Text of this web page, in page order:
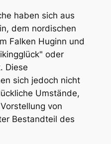
haben sich aus
dem nordischen
Falken Huginn und
oder
Diese
sich jedoch nicht
Umstände,
von
Bestandteil des